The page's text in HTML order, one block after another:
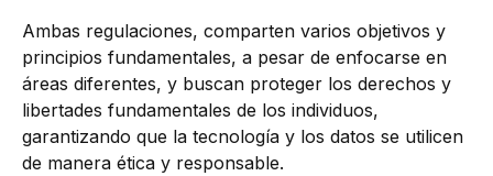
Ambas regulaciones, comparten varios objetivos y
principios fundamentales, a pesar de enfocarse en
áreas diferentes, y buscan proteger los derechos y
libertades fundamentales de los individuos,
garantizando que la tecnología y los datos se utilicen
de manera ética y responsable.